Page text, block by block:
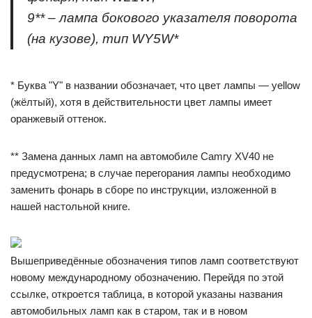
9** – лампа бокового указателя поворота
(на кузове), тип WY5W*
* Буква "Y" в названии обозначает, что цвет лампы — yellow
(жёлтый), хотя в действительности цвет лампы имеет
оранжевый оттенок.
** Замена данных ламп на автомобиле Camry XV40 не
предусмотрена; в случае перегорания лампы необходимо
заменить фонарь в сборе по инструкции, изложенной в
нашей настольной книге.
Вышеприведённые обозначения типов ламп соответствуют
новому международному обозначению. Перейдя по этой
ссылке, откроется таблица, в которой указаны названия
автомобильных ламп как в старом, так и в новом